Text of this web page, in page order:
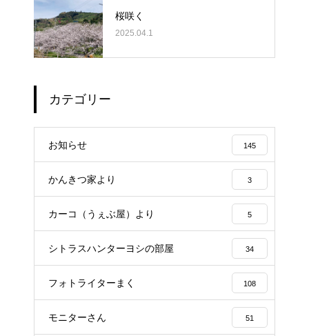
桜咲く
2025.04.1
カテゴリー
お知らせ 145
かんきつ家より 3
カーコ（うぇぶ屋）より 5
シトラスハンターヨシの部屋 34
フォトライターまく 108
モニターさん 51